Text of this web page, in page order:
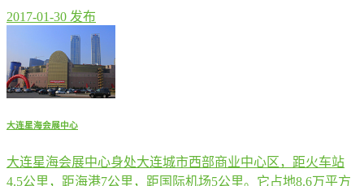
2017-01-30 发布
大连星海会展中心
大连星海会展中心身处大连城市西部商业中心区，距火车站
4.5公里，距海港7公里，距国际机场5公里。它占地8.6万平方